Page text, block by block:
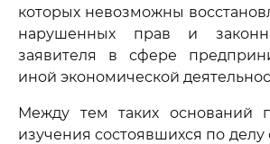
которых невозможны
нарушенных прав и
заявителя в сфере
иной экономической
Между тем таких оснований
изучения состоявшихся по делу